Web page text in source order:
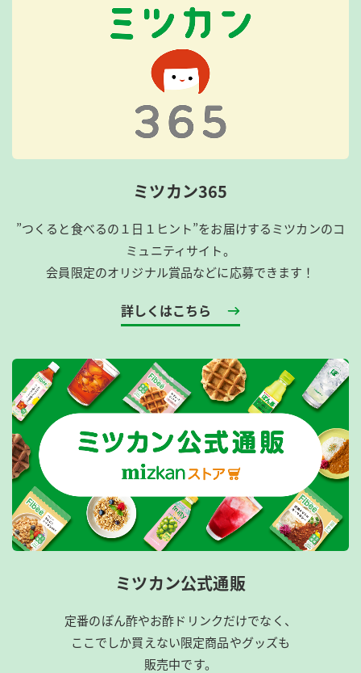
ミツカン365
”つくると食べるの１日１ヒント”をお届けするミツカンのコ
ミュニティサイト。
会員限定のオリジナル賞品などに応募できます！
詳しくはこちら
ミツカン公式通販
定番のぽん酢やお酢ドリンクだけでなく、
ここでしか買えない限定商品やグッズも
販売中です。